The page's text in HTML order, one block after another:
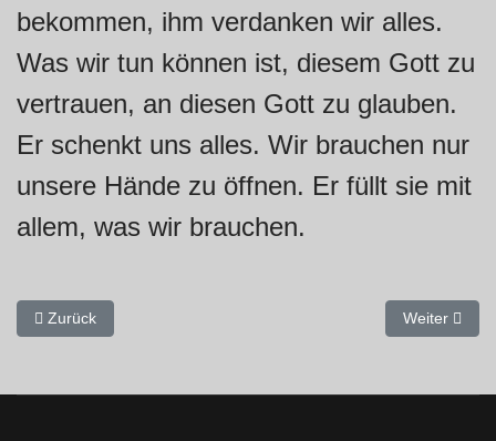
bekommen, ihm verdanken wir alles.
Was wir tun können ist, diesem Gott zu
vertrauen, an diesen Gott zu glauben.
Er schenkt uns alles. Wir brauchen nur
unsere Hände zu öffnen. Er füllt sie mit
allem, was wir brauchen.
Vorheriger Beitrag: Einer trage des anderen Last; so werdet ihr
Zurück Nächster
Weiter